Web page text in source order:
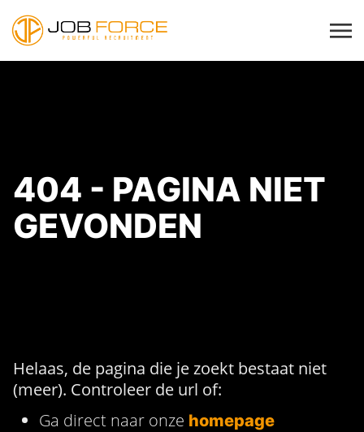
404 - PAGINA NIET
GEVONDEN
Helaas, de pagina die je zoekt bestaat niet
(meer). Controleer de url of:
Ga direct naar onze homepage